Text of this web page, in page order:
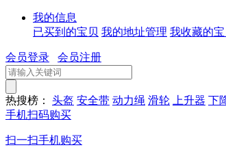
我的信息
已买到的宝贝 我的地址管理 我收藏的宝
会员登录 会员注册
热搜榜： 头盔 安全带 动力绳 滑轮 上升器 下
手机扫码购买
扫一扫手机购买